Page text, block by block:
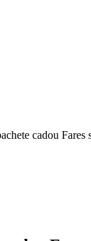
cadou Fares